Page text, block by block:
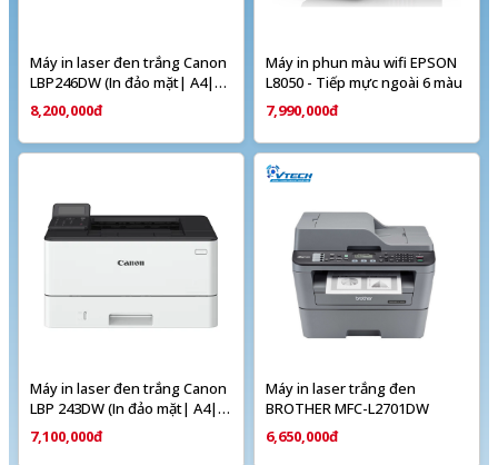
Máy in laser đen trắng Canon
LBP246DW (In đảo mặt| A4|
A5| USB| LAN| WIFI) - Chính
hãng
8,200,000đ
Máy in phun màu wifi EPSON
L8050 - Tiếp mực ngoài 6 màu
7,990,000đ
Máy in laser đen trắng Canon
LBP 243DW (In đảo mặt| A4|
A5| USB| LAN| WIFI)
7,100,000đ
Máy in laser trắng đen
BROTHER MFC-L2701DW
6,650,000đ